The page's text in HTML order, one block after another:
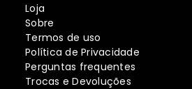
Loja
Sobre
Termos de uso
Política de Privacidade
Perguntas frequentes
Trocas e Devoluções